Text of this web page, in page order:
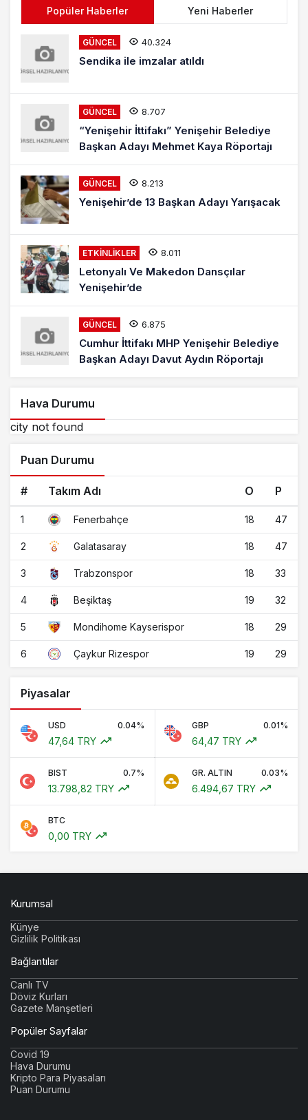
Popüler Haberler Yeni Haberler
GÜNCEL 40.324
Sendika ile imzalar atıldı
GÜNCEL 8.707
“Yenişehir İttifakı” Yenişehir Belediye
Başkan Adayı Mehmet Kaya Röportajı
GÜNCEL 8.213
Yenişehir’de 13 Başkan Adayı Yarışacak
ETKINLIKLER 8.011
Letonyalı Ve Makedon Dansçılar
Yenişehir’de
GÜNCEL 6.875
Cumhur İttifakı MHP Yenişehir Belediye
Başkan Adayı Davut Aydın Röportajı
Hava Durumu
city not found
Puan Durumu
# Takım Adı O P
1 Fenerbahçe 18 47
2 Galatasaray 18 47
3 Trabzonspor 18 33
4 Beşiktaş 19 32
5 Mondihome Kayserispor 18 29
6 Çaykur Rizespor 19 29
Piyasalar
USD 0.04%
47,64 TRY
GBP 0.01%
64,47 TRY
BIST 0.7%
13.798,82 TRY
GR. ALTIN 0.03%
6.494,67 TRY
BTC
0,00 TRY
Kurumsal
Künye
Gizlilik Politikası
Bağlantılar
Canlı TV
Döviz Kurları
Gazete Manşetleri
Popüler Sayfalar
Covid 19
Hava Durumu
Kripto Para Piyasaları
Puan Durumu